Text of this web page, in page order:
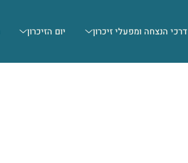
דרכי הנצחה ומפעלי זיכרון יום הזיכרון